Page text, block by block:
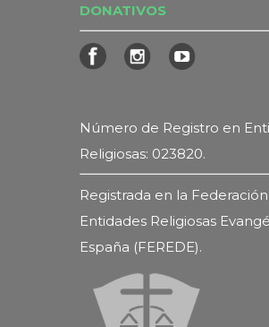
DONATIVOS
Número de Registro en
Religiosas: 023820.
Registrada en la
Entidades Religiosas
España (FEREDE).